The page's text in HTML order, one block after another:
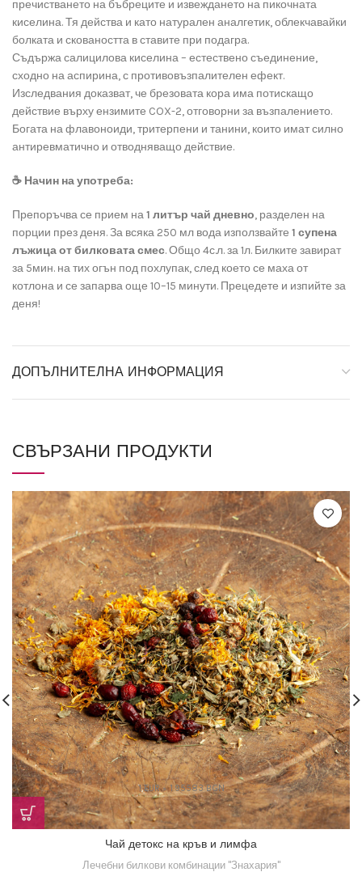
пречистването на бъбреците и извеждането на пикочната
киселина. Тя действа и като натурален аналгетик, облекчавайки
болката и сковаността в ставите при подагра.
Съдържа салицилова киселина – естествено съединение,
сходно на аспирина, с противовъзпалителен ефект.
Изследвания доказват, че брезовата кора има потискащо
действие върху ензимите COX-2, отговорни за възпалението.
Богата на флавоноиди, тритерпени и танини, които имат силно
антиревматично и отводняващо действие.
☕ Начин на употреба:
Препоръчва се прием на1 литър чай дневно, разделен на
порции през деня. За всяка 250 мл вода използвайте 1 супена
лъжица от билковата смес. Общо 4с.л. за 1л. Билките завират
за 5мин. на тих огън под похлупак, след което се маха от
котлона и се запарва още 10–15 минути. Прецедете и изпийте за
деня!
ДОПЪЛНИТЕЛНА ИНФОРМАЦИЯ
СВЪРЗАНИ ПРОДУКТИ
1 EUR = 1.95583 BGN
Чай детокс на кръв и лимфа
Лечебни билкови комбинации "Знахария"